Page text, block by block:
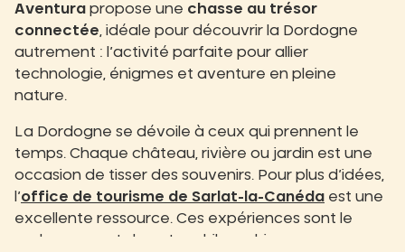
Aventura propose une chasse au trésor
connectée , idéale pour découvrir la Dordogne
autrement : l’activité parfaite pour allier
technologie, énigmes et aventure en pleine
nature.
La Dordogne se dévoile à ceux qui prennent le
temps. Chaque château, rivière ou jardin est une
occasion de tisser des souvenirs. Pour plus d’idées,
l’office de tourisme de Sarlat-la-Canéda est une
excellente ressource. Ces expériences sont le
prolongement de notre philosophie.